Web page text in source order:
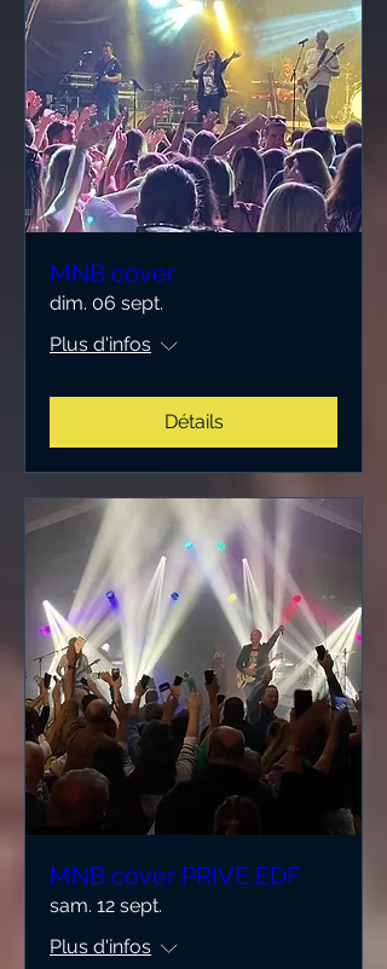
MNB cover
dim. 06 sept.
Plus d'infos
Détails
MNB cover PRIVE EDF
sam. 12 sept.
Plus d'infos